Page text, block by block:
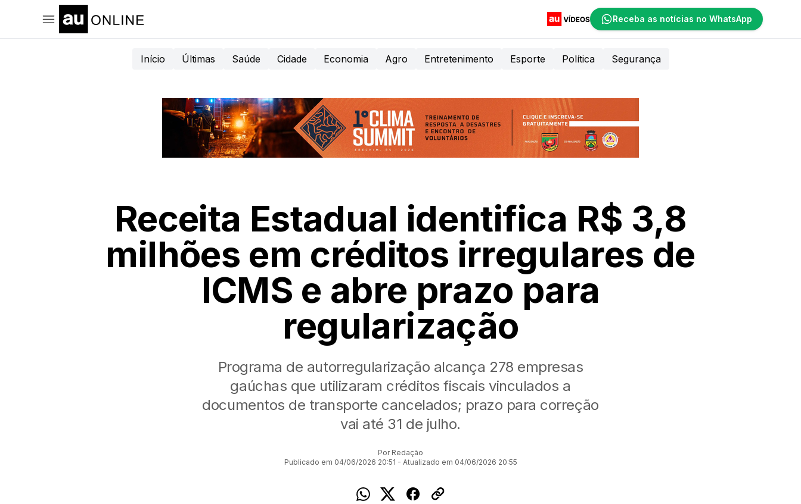
Receba as notícias no WhatsApp
Início Últimas Saúde Cidade Economia Agro Entretenimento Esporte Política Segurança
Receita Estadual identifica R$ 3,8
milhões em créditos irregulares de
ICMS e abre prazo para
regularização
Programa de autorregularização alcança 278 empresas
gaúchas que utilizaram créditos fiscais vinculados a
documentos de transporte cancelados; prazo para correção
vai até 31 de julho.
Por Redação
Publicado em 04/06/2026 20:51 - Atualizado em 04/06/2026 20:55